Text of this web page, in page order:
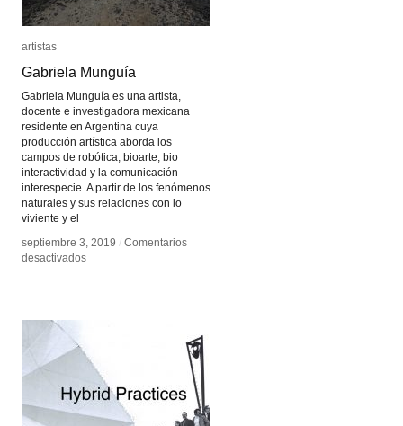
artistas
Gabriela Munguía
Gabriela Munguía es una artista,
docente e investigadora mexicana
residente en Argentina cuya
producción artística aborda los
campos de robótica, bioarte, bio
interactividad y la comunicación
interespecie. A partir de los fenómenos
naturales y sus relaciones con lo
viviente y el
septiembre 3, 2019 / Comentarios
desactivadosen
artistas
Gabriela Munguía
septiembre 3, 2019 / Comentarios
desactivadosen